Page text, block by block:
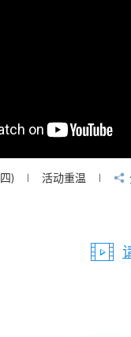
) 活动重温